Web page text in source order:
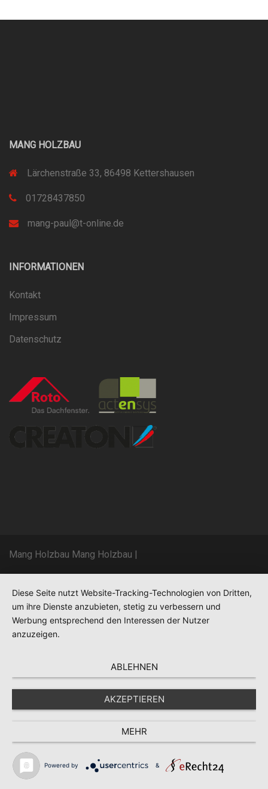
MANG HOLZBAU
Lärchenstraße 33, 86498 Kettershausen
01728437850
mang-paul@t-online.de
INFORMATIONEN
Kontakt
Impressum
Datenschutz
Mang Holzbau Mang Holzbau |
Diese Seite nutzt Website-Tracking-Technologien von Dritten,
um ihre Dienste anzubieten, stetig zu verbessern und
Werbung entsprechend den Interessen der Nutzer
anzuzeigen.
ABLEHNEN
AKZEPTIEREN
MEHR
Powered by &